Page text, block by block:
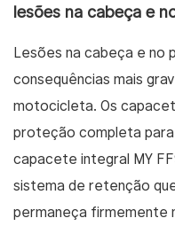
lesões na cabeça e
Lesões na cabeça e
consequências mais
motocicleta. Os
proteção completa
capacete integral MY
sistema de retenção
permaneça firmemente